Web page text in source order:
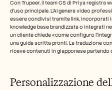
Con Trupeer, il team CS di Priya registra
d'uso principale. L'AI genera video
essere condivisi tramite link, incorporati
knowledge base brandizzata o integrati
un cliente chiede «come configuro
una guida scritta pronti. La traduzione
riceve contenuti in giapponese partendo
Personalizzazione